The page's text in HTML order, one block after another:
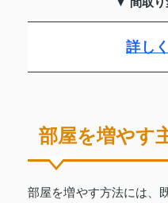
詳し
部屋を増やす
部屋を増やす方法には、